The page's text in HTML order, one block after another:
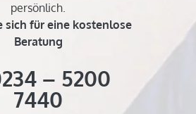
persönlich.
sich für eine kostenlose
Beratung
– 5200
7440